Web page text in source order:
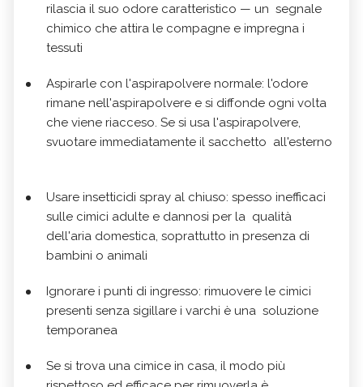
rilascia il suo odore caratteristico — un segnale
chimico che attira le compagne e impregna i
tessuti
Aspirarle con l'aspirapolvere normale: l'odore
rimane nell'aspirapolvere e si diffonde ogni volta
che viene riacceso. Se si usa l'aspirapolvere,
svuotare immediatamente il sacchetto all'esterno
Usare insetticidi spray al chiuso: spesso inefficaci
sulle cimici adulte e dannosi per la qualità
dell'aria domestica, soprattutto in presenza di
bambini o animali
Ignorare i punti di ingresso: rimuovere le cimici
presenti senza sigillare i varchi è una soluzione
temporanea
Se si trova una cimice in casa, il modo più